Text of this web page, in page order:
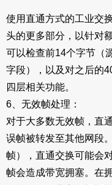
使用直通方式的工业交
头的更多部分，以针对
可以检查前14个字节（
字段），以及对之后的
四层相关功能。
6、无效帧处理：
对于大多数无效帧，直
误帧被转发至其他网段
帧），直通交换可能会
帧会造成带宽拥塞。在